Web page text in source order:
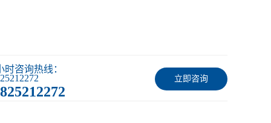
立即咨询
时咨询热线：